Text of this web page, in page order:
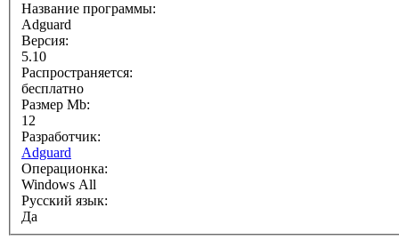
Название программы:
Adguard
Версия:
5.10
Распространяется:
бесплатно
Размер Mb:
12
Разработчик:
Adguard
Операционка:
Windows All
Русский язык:
Да